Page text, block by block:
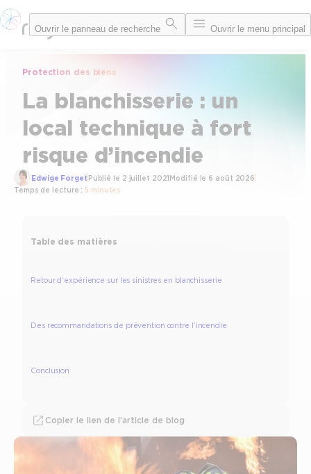
Aller
au
Ouvrir le panneau de recherche Ouvrir le menu principal
Protection des biens
La blanchisserie : un
local technique à fort
risque d’incendie
Edwige Forget Publié le 2 juillet 2021Modifié le 6 août 2026
Temps de lecture :5 minutes
Table des matières
Retour d’expérience sur les sinistres en blanchisserie
Des recommandations de prévention contre l’incendie
Conclusion
Copier le lien de l’article de blog